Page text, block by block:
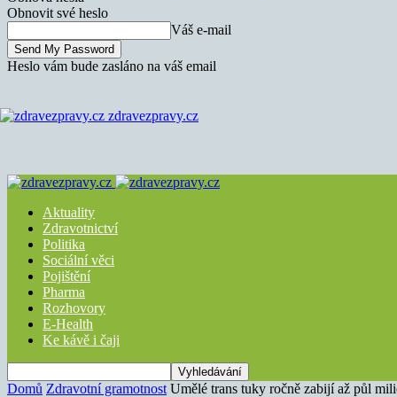
Obnovit své heslo
Váš e-mail
Heslo vám bude zasláno na váš email
zdravezpravy.cz
Aktuality
Zdravotnictví
Politika
Sociální věci
Pojištění
Pharma
Rozhovory
E-Health
Ke kávě i čaji
Domů Zdravotní gramotnost Umělé trans tuky ročně zabijí až půl